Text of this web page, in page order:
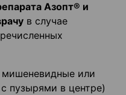
Азопт® и
в случае
мишеневидные или
пузырями в центре)